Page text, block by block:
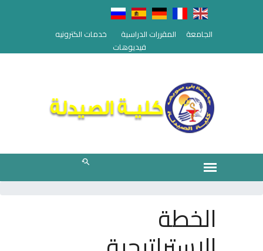
الجامعة المقررات الدراسية
خدمات الكترونيه
فيديوهات
الخطة